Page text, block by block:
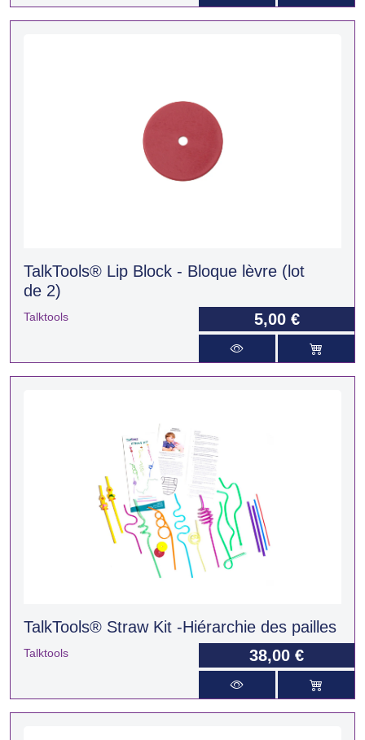
TalkTools® Lip Block - Bloque lèvre (lot
de 2)
Talktools 5,00 €
TalkTools® Straw Kit -Hiérarchie des pailles
Talktools 38,00 €